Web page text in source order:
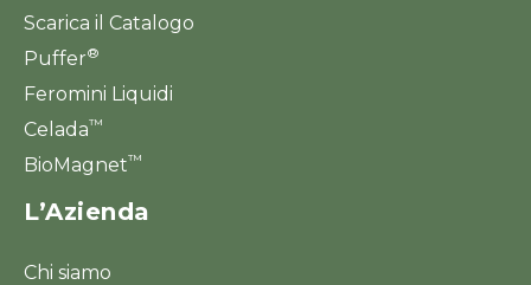
Scarica il Catalogo
Puffer®
Feromini Liquidi
Celada™
BioMagnet™
L’Azienda
Chi siamo